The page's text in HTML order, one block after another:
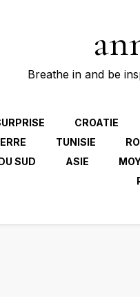
Breathe in and be
CROATIE
TUNISIE
SUD ASIE